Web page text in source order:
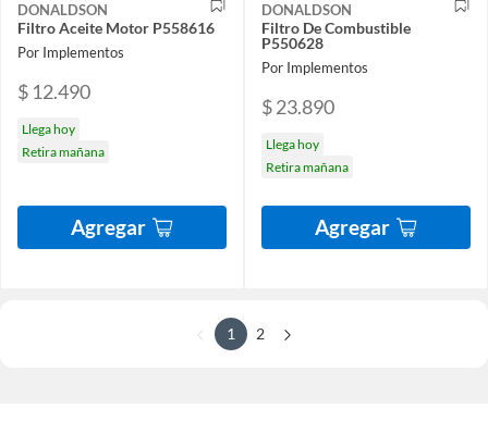
DONALDSON
Filtro Aceite Motor P558616
Por Implementos
$ 12.490
Llega hoy
Retira mañana
Agregar
DONALDSON
Filtro De Combustible
P550628
Por Implementos
$ 23.890
Llega hoy
Retira mañana
Agregar
1 2